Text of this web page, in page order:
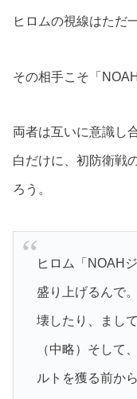
ヒロムの視線はただ
その相手こそ「
両者は互いに意識し
白だけに、初防衛戦
ろう。
ヒロム「NOAH
盛り上げるんで
壊したり、まし
（中略）そして
ルトを獲る前か